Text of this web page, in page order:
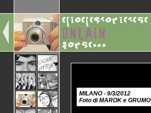
MILANO - 9/3/2012
Foto di MAROK e GRUMO